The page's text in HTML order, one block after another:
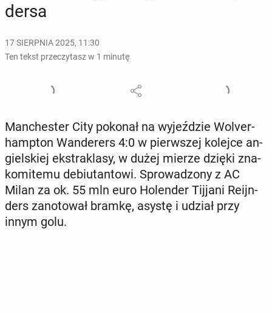
der­sa
17 SIERPNIA 2025, 11:30
Ten tekst przeczytasz w 1 minutę
Man­che­ster City pokonał na wy­jeź­dzie Wo­lver­
hamp­ton Wan­de­rers 4:0 w pierw­szej kolejce an­
giel­skiej eks­tra­kla­sy, w dużej mierze dzięki zna­
ko­mi­te­mu de­biu­tan­to­wi. Spro­wa­dzo­ny z AC
Milan za ok. 55 mln euro Ho­len­der Tijjani Re­ijn­
ders za­no­to­wał bramkę, asystę i udział przy
innym golu.